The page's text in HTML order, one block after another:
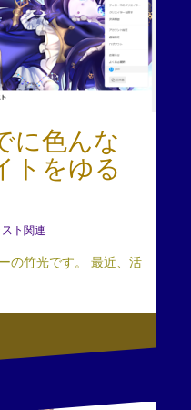
に色んな
トをゆる
ト関連
の竹光です。 最近、活